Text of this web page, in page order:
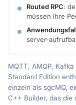
Routed RPC:
müssen ihre
server-
MQTT, AMQP,
Standard Edition
einzeln als sgcMQ,
C++ Builder, das die